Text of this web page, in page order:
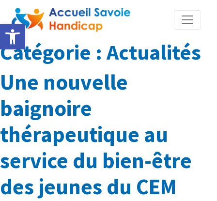
Ouvrir la barre d’outils
Catégorie : Actualités
Une nouvelle
baignoire
thérapeutique au
service du bien-être
des jeunes du CEM